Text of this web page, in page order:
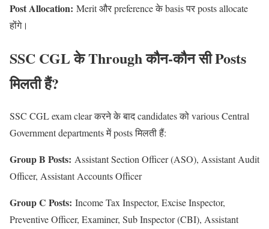
Post Allocation: Merit और preference के basis पर posts allocate
होंगे।
SSC CGL के Through कौन-कौन सी Posts
मिलती हैं?
SSC CGL exam clear करने के बाद candidates को various Central
Government departments में posts मिलती हैं:
Group B Posts: Assistant Section Officer (ASO), Assistant Audit
Officer, Assistant Accounts Officer
Group C Posts: Income Tax Inspector, Excise Inspector,
Preventive Officer, Examiner, Sub Inspector (CBI), Assistant